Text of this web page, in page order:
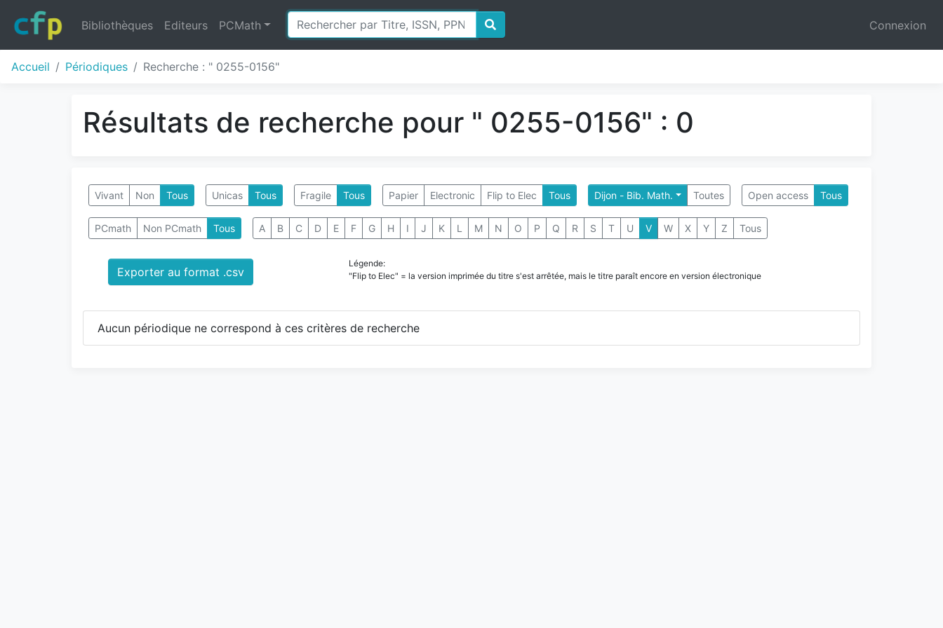
Bibliothèques Editeurs PCMath Connexion
Accueil Périodiques Recherche : " 0255-0156"
Résultats de recherche pour " 0255-0156" : 0
Vivant Non Tous Unicas Tous Fragile Tous Papier Electronic Flip to Elec Tous Dijon - Bib. Math. Toutes Open access Tous
PCmath Non PCmath Tous A B C D E F G H I J K L M N O P Q R S T U V W X Y Z Tous
Exporter au format .csv
Légende:
"Flip to Elec" = la version imprimée du titre s'est arrêtée, mais le titre paraît encore en version électronique
Aucun périodique ne correspond à ces critères de recherche